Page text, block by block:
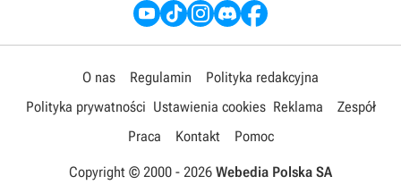
O nas Regulamin
Polityka redakcyjna
Polityka prywatności Ustawienia cookies Reklama
Zespół
Praca
Kontakt Pomoc
Copyright © 2000 - 2026 Webedia Polska SA